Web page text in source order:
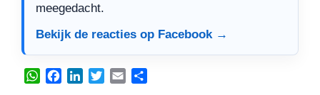
meegedacht.
Bekijk de reacties op Facebook →
W